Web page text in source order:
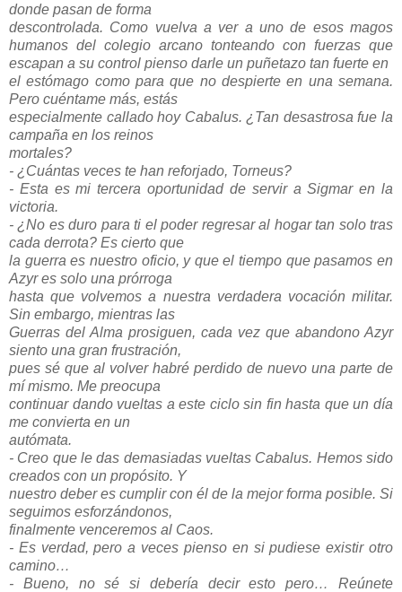
donde pasan de forma
descontrolada. Como vuelva a ver a uno de esos magos
humanos del colegio arcano tonteando con fuerzas que
escapan a su control pienso darle un puñetazo tan fuerte en
el estómago como para que no despierte en una semana.
Pero cuéntame más, estás
especialmente callado hoy Cabalus. ¿Tan desastrosa fue la
campaña en los reinos
mortales?
- ¿Cuántas veces te han reforjado, Torneus?
- Esta es mi tercera oportunidad de servir a Sigmar en la
victoria.
- ¿No es duro para ti el poder regresar al hogar tan solo tras
cada derrota? Es cierto que
la guerra es nuestro oficio, y que el tiempo que pasamos en
Azyr es solo una prórroga
hasta que volvemos a nuestra verdadera vocación militar.
Sin embargo, mientras las
Guerras del Alma prosiguen, cada vez que abandono Azyr
siento una gran frustración,
pues sé que al volver habré perdido de nuevo una parte de
mí mismo. Me preocupa
continuar dando vueltas a este ciclo sin fin hasta que un día
me convierta en un
autómata.
- Creo que le das demasiadas vueltas Cabalus. Hemos sido
creados con un propósito. Y
nuestro deber es cumplir con él de la mejor forma posible. Si
seguimos esforzándonos,
finalmente venceremos al Caos.
- Es verdad, pero a veces pienso en si pudiese existir otro
camino…
- Bueno, no sé si debería decir esto pero… Reúnete